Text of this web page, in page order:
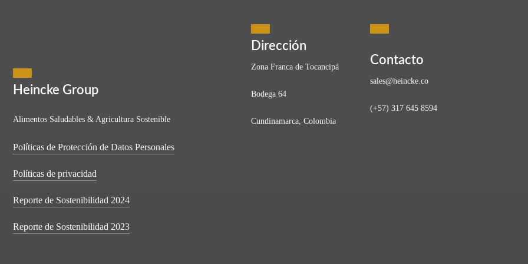
rara vez son urgentes, y las cosas urgentes rara vez son importantes.” — Dwight D. Eisenhower Con la llegada de un
Heincke Group
Alimentos Saludables & Agricultura Sostenible
Políticas de Protección de Datos Personales
Políticas de privacidad
Reporte de Sostenibilidad 2024
Reporte de Sostenibilidad 2023
Dirección
Zona Franca de Tocancipá
Bodega 64
Cundinamarca, Colombia
Contacto
sales@heincke.co
(+57) 317 645 8594